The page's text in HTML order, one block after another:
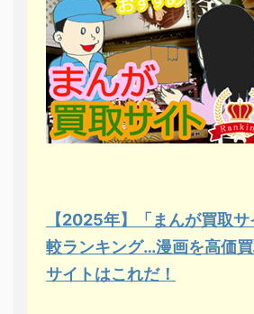
【2025年】「まんが買取
較ランキング…漫画を高価
サイトはこれだ！